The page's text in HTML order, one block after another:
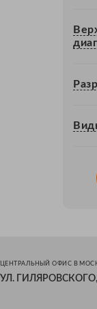
ЦЕНТРАЛЬНЫЙ ОФИС В
УЛ.